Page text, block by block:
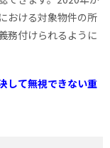
おける対象物件の所
務付けられるように
して無視できない重